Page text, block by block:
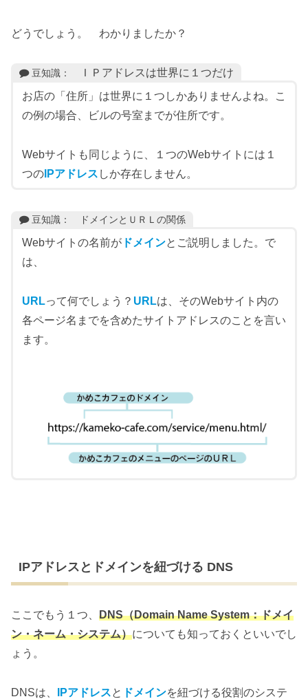
どうでしょう。 わかりましたか？
豆知識： ＩＰアドレスは世界に１つだけ
お店の「住所」は世界に１つしかありませんよね。こ
の例の場合、ビルの号室までが住所です。
Webサイトも同じように、１つのWebサイトには１
つのIPアドレス しか存在しません。
豆知識： ドメインとＵＲＬの関係
Webサイトの名前がドメインとご説明しました。で
は、
URLって何でしょう？ URLは、そのWebサイト内の
各ページ名までを含めたサイトアドレスのことを言い
ます。
IPアドレスとドメインを紐づける DNS
ここでもう１つ、 DNS（Domain Name System：ドメイ
ン・ネーム・システム）についても知っておくといいでし
ょう。
DNSは、 IPアドレスと ドメインを紐づける役割のシステ